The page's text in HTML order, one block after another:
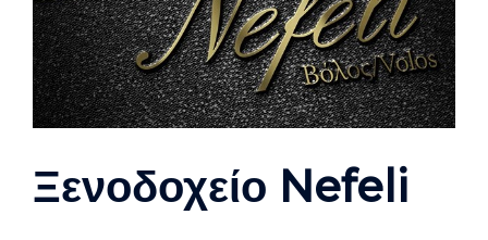
Ξενοδοχείο Nefeli